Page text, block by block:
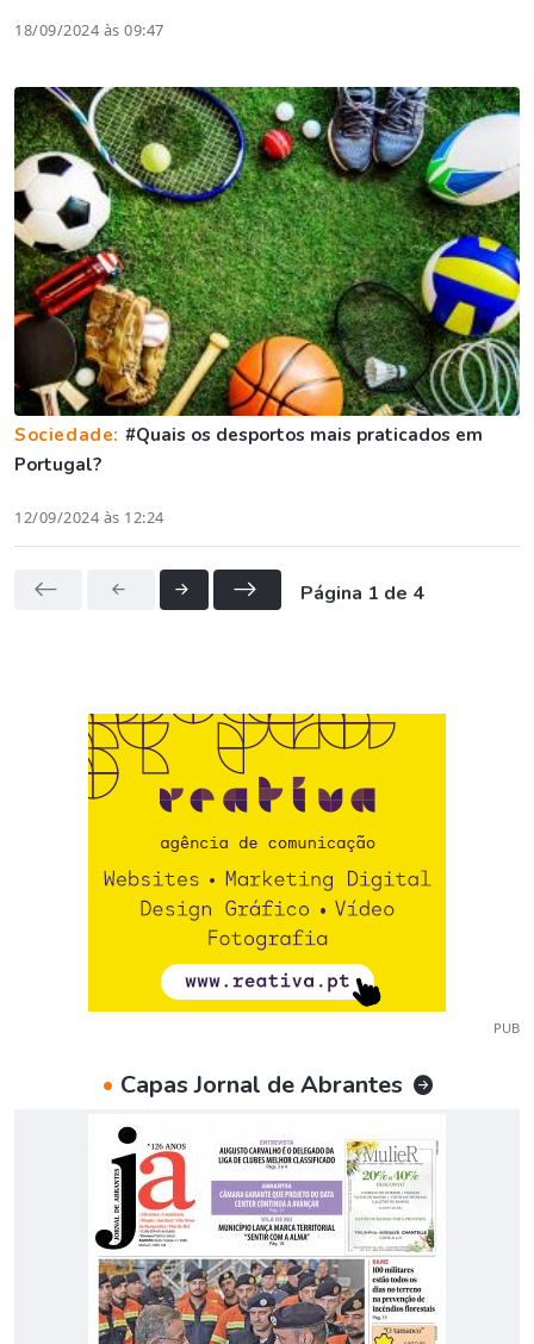
18/09/2024 às 09:47
Sociedade: #Quais os desportos mais praticados em
Portugal?
12/09/2024 às 12:24
Página 1 de 4
PUB
• Capas Jornal de Abrantes